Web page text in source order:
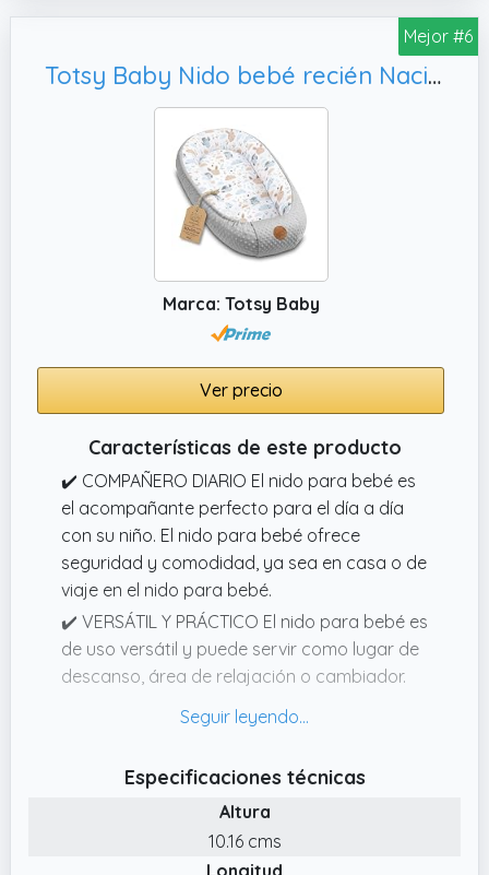
✔️ COMPAÑERO DIARIO El nido para bebé es
el acompañante perfecto para el día a día
con su niño. El nido para bebé ofrece
viaje en el nido para bebé.
✔️ COMODIDAD Y SEGURIDAD El nido para
bebés ofrece la máxima comodidad y
seguridad para los recién nacidos. Ha sido
diseñado para brindar a su hijo una
sensación de protección, similar a la del
vientre materno.
Mejor #6
Totsy Baby Nido bebé recién Nacido 90x50 cm - Reductor Cuna Cuco de colecho Minky Winter cálido Capullo Ideal para moisés, góndola y Viaje búho Gris
Marca: Totsy Baby
Ver precio
Características de este producto
✔️ COMPAÑERO DIARIO El nido para bebé es
el acompañante perfecto para el día a día
con su niño. El nido para bebé ofrece
seguridad y comodidad, ya sea en casa o de
viaje en el nido para bebé.
✔️ VERSÁTIL Y PRÁCTICO El nido para bebé es
de uso versátil y puede servir como lugar de
descanso, área de relajación o cambiador.
perfectamente a sus necesidades diarias.
bebé se puede ajustar en ancho con la
cuerda de algodón. Con una longitud de 70
cm, se puede aflojar la cuerda para crear
Especificaciones técnicas
Altura
10.16 cms
Longitud